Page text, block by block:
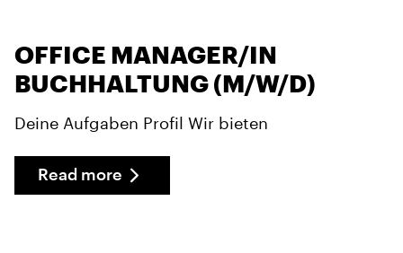
OFFICE MANAGER/IN
BUCHHALTUNG (M/W/D)
Deine Aufgaben Profil Wir bieten
Read more